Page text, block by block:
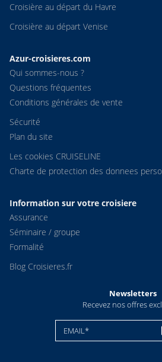
Croisière au départ du Havre
Croisière au départ Venise
Azur-croisieres.com
Qui sommes-nous ?
Questions fréquentes
Conditions générales de vente
Sécurité
Plan du site
Les cookies CRUISELINE
Charte de protection des donnees
Information sur votre croisiere
Assurance
Séminaire / groupe
Formalité
Blog Croisieres.fr
Newsletters
Recevez nos offres
EMAIL*